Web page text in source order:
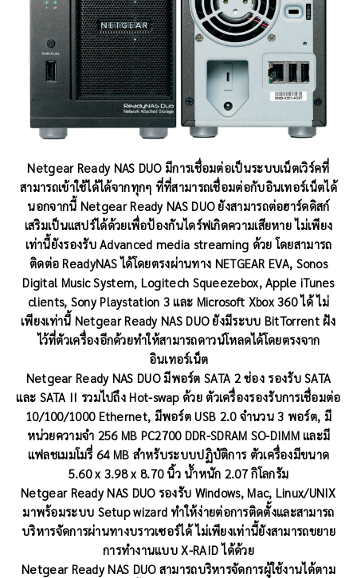
Netgear Ready NAS DUO มีการเชื่อมต่อเป็นระบบเน็ตเวิร์คที่
สามารถเข้าใช้ได้ได้จากทุกๆ ที่ที่สามารถเชื่อมต่อกับอินเทอร์เน็ตได้
นอกจากนี้ Netgear Ready NAS DUO ยังสามารถต่อฮาร์ดดิสก์
เสริมเป็นแสปร์ได้ด้วยเพื่อป้องกันไดร์ฟเกิดความเสียหาย ไม่เพียง
เท่านี้ยังรองรับ Advanced media streaming ด้วย โดยสามารถ
ติดต่อ ReadyNAS ได้โดยตรงผ่านทาง NETGEAR EVA, Sonos
Digital Music System, Logitech Squeezebox, Apple iTunes
clients, Sony Playstation 3 และ Microsoft Xbox 360 ได้ ไม่
เพียงเท่านี้ Netgear Ready NAS DUO ยังมีระบบ BitTorrent ฝัง
ไว้ที่ตัวเครื่องอีกด้วยทำให้สามารถดาวน์โหลดได้โดยตรงจาก
อินเทอร์เน็ต
Netgear Ready NAS DUO มีพอร์ต SATA 2 ช่อง รองรับ SATA
และ SATA II รวมไปถึง Hot-swap ด้วย ตัวเครื่องรองรับการเชื่อมต่อ
10/100/1000 Ethernet, มีพอร์ต USB 2.0 จำนวน 3 พอร์ต, มี
หน่วยความจำ 256 MB PC2700 DDR-SDRAM SO-DIMM และมี
แฟลชเมมโมรี่ 64 MB สำหรับระบบปฏิบัติการ ตัวเครื่องมีขนาด
5.60 x 3.98 x 8.70 นิ้ว น้ำหนัก 2.07 กิโลกรัม
Netgear Ready NAS DUO รองรับ Windows, Mac, Linux/UNIX
มาพร้อมระบบ Setup wizard ทำให้ง่ายต่อการติดตั้งและสามารถ
บริหารจัดการผ่านทางบราวเซอร์ได้ ไม่เพียงเท่านี้ยังสามารถขยาย
การทำงานแบบ X-RAID ได้ด้วย
Netgear Ready NAS DUO สามารถบริหารจัดการผู้ใช้งานได้ตาม